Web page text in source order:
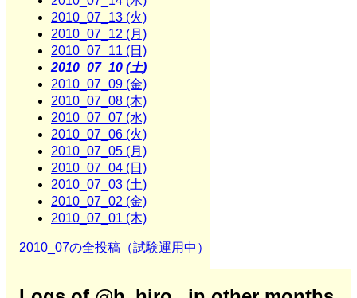
2010_07_13 (火)
2010_07_12 (月)
2010_07_11 (日)
2010_07_10 (土)
2010_07_09 (金)
2010_07_08 (木)
2010_07_07 (水)
2010_07_06 (火)
2010_07_05 (月)
2010_07_04 (日)
2010_07_03 (土)
2010_07_02 (金)
2010_07_01 (木)
2010_07の全投稿（試験運用中）